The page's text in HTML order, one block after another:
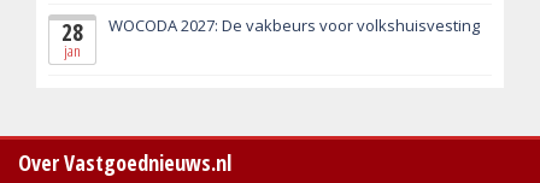
28
jan
WOCODA 2027: De vakbeurs voor volkshuisvesting
Over Vastgoednieuws.nl